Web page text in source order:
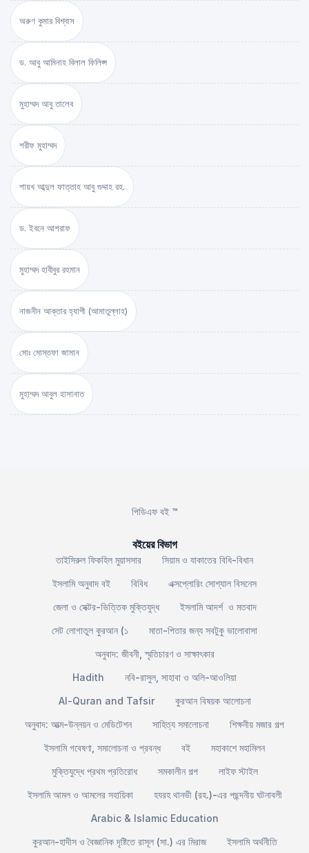
অরুণ কুমার বিশ্বাস
ড. আবু আমিনাহ বিলাল ফিলিপ্স
মুহাম্মদ আবু তালেব
শরীফ মুহাম্মদ
শায়খ আব্দুল ফাত্তাহ আবু গুদ্দাহ রহ.
ড. ইবনে আশরাফ
মুহাম্মদ হাবীবুর রহমান
নাজনীন আক্তার হ্যাপী (আমাতুল্লাহ)
মোঃ মোস্তফা জামান
মুহাম্মদ আবুল হাসানাত
পিডিএফ বই ™
বইয়ের বিভাগ
তাইসিরুল ফিকহিল মুয়াসসার
সিয়াম ও যাকাতের বিধি-বিধান
ইসলামি অনুবাদ বই
বিবিধ
এক্সপ্লোরিং সোশ্যাল বিসনেস
জেলা ও সেক্টর-ভিত্তিক মুক্তিযুদ্ধ
ইসলামি আদর্শ ও মতবাদ
সেট লোগাতুল কুরআন (১
মাতা-পিতার জন্য সবটুকু ভালোবাসা
অনুবাদ: জীবনী, স্মৃতিচারণ ও সাক্ষাৎকার
Hadith
নবি-রাসুল, সাহাবা ও অলি-আওলিয়া
Al-Quran and Tafsir
কুরআন বিষয়ক আলোচনা
অনুবাদ: আত্ম-উন্নয়ন ও মেডিটেশন
সাহিত্য সমালোচনা
শিক্ষনীয় মজার গল্প
ইসলামি গবেষণা, সমালোচনা ও প্রবন্ধ
বই
মহাকাশে মহামিলন
মুক্তিযুদ্ধে প্রথম প্রতিরোধ
সমকালীন গল্প
লাইফ স্টাইল
ইসলামি আমল ও আমলের সহায়িকা
হযরহ থানভী (রহ.)-এর পছন্দনীয় ঘটনাবলী
Arabic & Islamic Education
কুরআন-হাদীস ও বৈজ্ঞানিক দৃষ্টিতে রাসূল (সা.) এর মিরাজ
ইসলামি অর্থনীতি